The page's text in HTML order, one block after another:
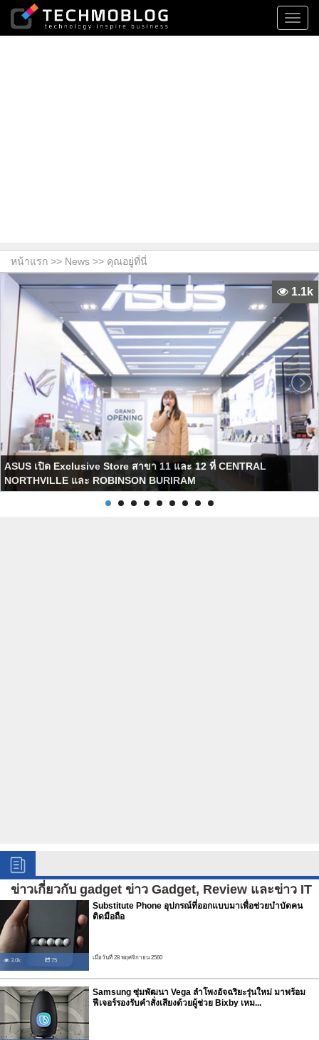
หน้าแรก >> News >> คุณอยู่ที่นี่
ASUS เปิด Exclusive Store สาขา 11 และ 12 ที่ CENTRAL
NORTHVILLE และ ROBINSON BURIRAM
1.1k
ข่าวเกี่ยวกับ gadget ข่าว Gadget, Review และข่าว IT
3.0k 75
Substitute Phone อุปกรณ์ที่ออกแบบมาเพื่อช่วยบำบัดคน
ติดมือถือ
เมื่อวันที่ 28 พฤศจิกายน 2560
Samsung ซุ่มพัฒนา Vega ลำโพงอัจฉริยะรุ่นใหม่ มาพร้อม
ฟีเจอร์รองรับคำสั่งเสียงด้วยผู้ช่วย Bixby เหม...